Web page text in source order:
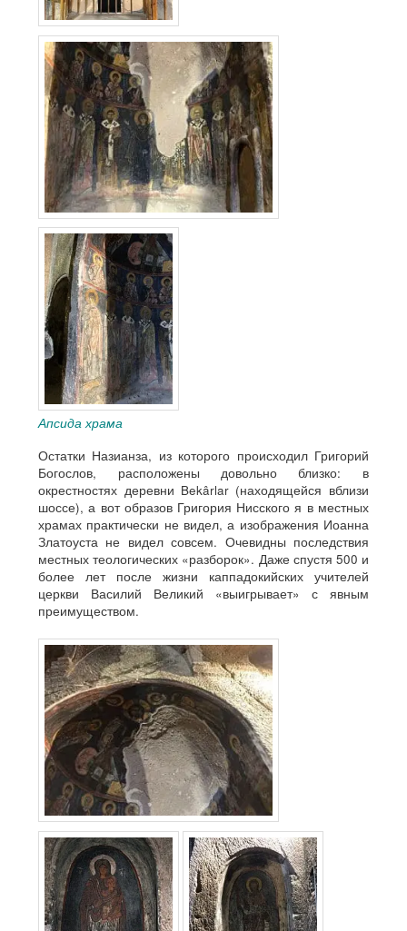
Апсида храма
Остатки Назианза, из которого происходил Григорий
Богослов, расположены довольно близко: в
окрестностях деревни Bekârlar (находящейся вблизи
шоссе), а вот образов Григория Нисского я в местных
храмах практически не видел, а изображения Иоанна
Златоуста не видел совсем. Очевидны последствия
местных теологических «разборок». Даже спустя 500 и
более лет после жизни каппадокийских учителей
церкви Василий Великий «выигрывает» с явным
преимуществом.